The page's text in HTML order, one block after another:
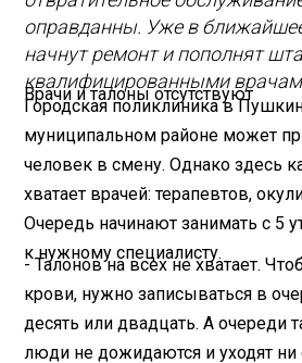
оправданны. Уже в
начнут ремонт и пополнят
квалифицированными
Врачи и талоны отсутствуют
Городская поликлиника в
муниципальном районе может
человек в смену. Однако здесь
хватает врачей: терапевтов,
Очередь начинают занимать с 5
к нужному специалисту.
- Талонов на всех не хватает.
крови, нужно записываться в
десять или двадцать. А очереди
люди не дожидаются и уходят ни